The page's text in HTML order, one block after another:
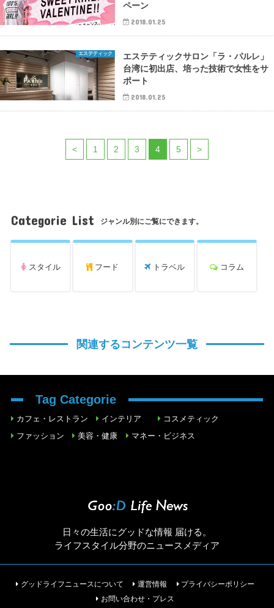
ペーン
2018.01.25
エステティック
エステティックサロン「ラ・パルレ」
台湾に初出店、培った技術で女性をサ
ポート
2018.01.25
< 1 2 3 4 5 >
Categorie List ジャンル別にご覧にできます。
スタイル フード トラベル コラム
関連するコンテンツ一覧
Tag Categorie
カフェ・レストラン インテリア
コスメティック
ファッション
美容・健康 マネー・ビジネス
日々の生活にグッドな情報 届ける。
ライフスタイル分野のニュースメディア
グッドライフニュースについて 運営情報
プライバシーポリシー
お問い合わせ・プレス